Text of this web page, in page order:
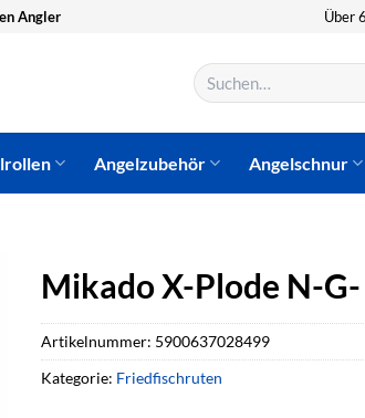
Angler Über
Suchen
nach:
Angelzubehör Angelschnur
Mikado X-Plode N-
Artikelnummer: 5900637028499
Kategorie: Friedfischruten